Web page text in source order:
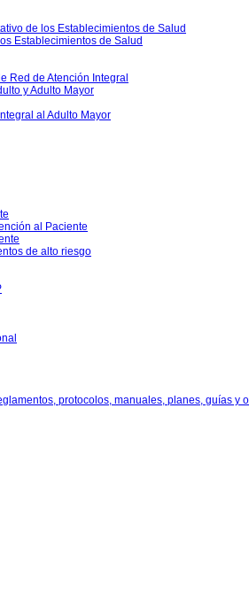
de los Establecimientos de Salud
Establecimientos de Salud
Red de Atención Integral
y Adulto Mayor
al Adulto Mayor
al Paciente
de alto riesgo
protocolos, manuales, planes, guías y